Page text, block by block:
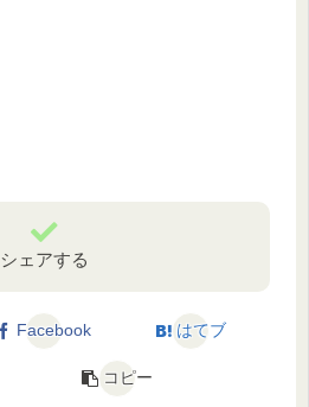
シェアする
Facebook はてブ
コピー